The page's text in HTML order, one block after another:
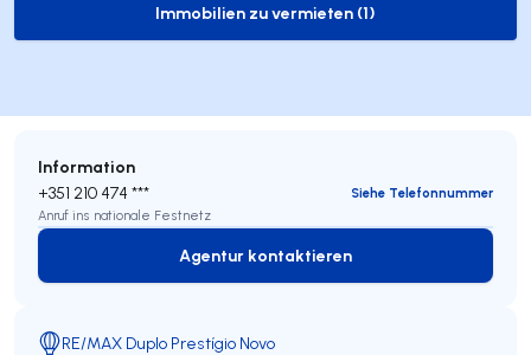
to-rent-listing
Immobilien zu vermieten (1)
Information
+351 210 474 ***
Siehe Telefonnummer
Anruf ins nationale Festnetz
Agentur kontaktieren
Agentur kontaktieren
RE/MAX Duplo Prestígio Novo